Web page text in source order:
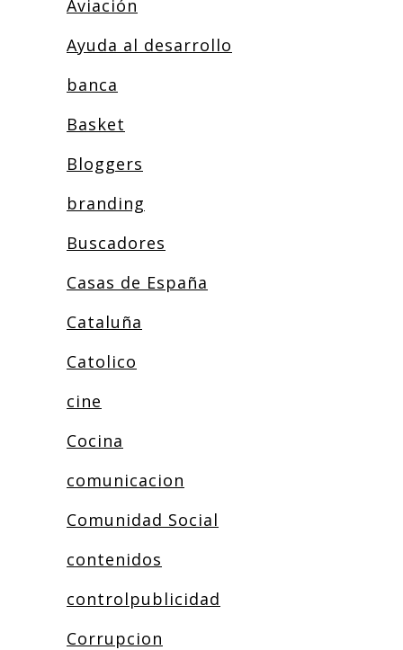
Aviación
Ayuda al desarrollo
banca
Basket
Bloggers
branding
Buscadores
Casas de España
Cataluña
Catolico
cine
Cocina
comunicacion
Comunidad Social
contenidos
controlpublicidad
Corrupcion